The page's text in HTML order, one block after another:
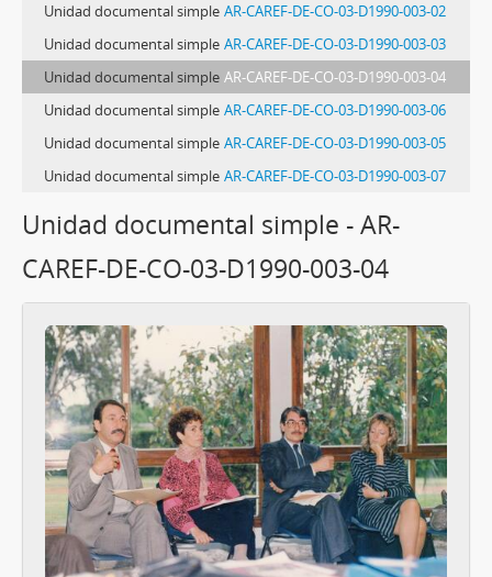
Unidad documental simple AR-CAREF-DE-CO-03-D1990-003-02
Unidad documental simple AR-CAREF-DE-CO-03-D1990-003-03
Unidad documental simple AR-CAREF-DE-CO-03-D1990-003-04
Unidad documental simple AR-CAREF-DE-CO-03-D1990-003-06
Unidad documental simple AR-CAREF-DE-CO-03-D1990-003-05
Unidad documental simple AR-CAREF-DE-CO-03-D1990-003-07
Unidad documental simple - AR-
CAREF-DE-CO-03-D1990-003-04